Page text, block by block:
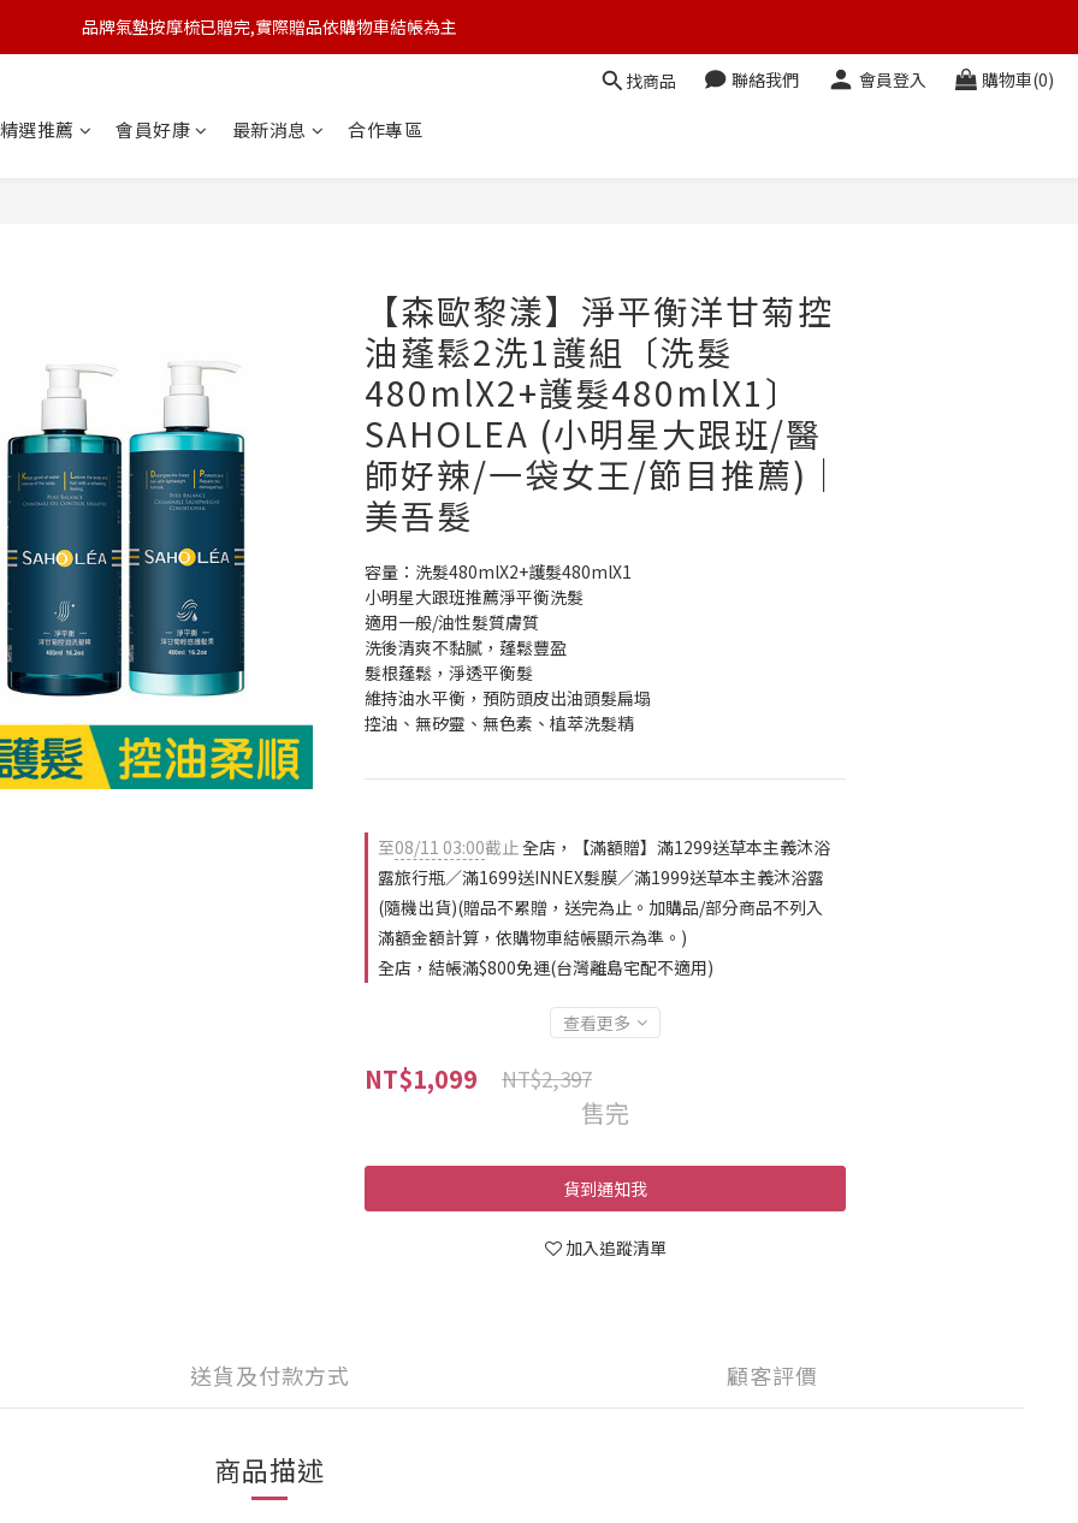
🆕 新會員註冊開卡送9折券 💰
品牌氣墊按摩梳已贈完,實際贈品依購物車結帳為主
找商品 聯絡我們 會員登入 購物車(0)
精選推薦 會員好康 最新消息 合作專區
【森歐黎漾】淨平衡洋甘菊控
油蓬鬆2洗1護組〔洗髮
480mlX2+護髮480mlX1〕
SAHOLEA (小明星大跟班/醫
師好辣/一袋女王/節目推薦)｜
美吾髮
容量：洗髮480mlX2+護髮480mlX1
小明星大跟班推薦淨平衡洗髮
適用一般/油性髮質膚質
洗後清爽不黏膩，蓬鬆豐盈
髮根蓬鬆，淨透平衡髮
維持油水平衡，預防頭皮出油頭髮扁塌
控油、無矽靈、無色素、植萃洗髮精
至08/11 03:00截止全店，【滿額贈】滿1299送草本主義沐浴
露旅行瓶／滿1699送INNEX髮膜／滿1999送草本主義沐浴露
(隨機出貨)(贈品不累贈，送完為止。加購品/部分商品不列入
滿額金額計算，依購物車結帳顯示為準。)
全店，結帳滿$800免運(台灣離島宅配不適用)
查看更多
NT$1,099 NT$2,397
售完
貨到通知我
加入追蹤清單
送貨及付款方式 顧客評價
商品描述